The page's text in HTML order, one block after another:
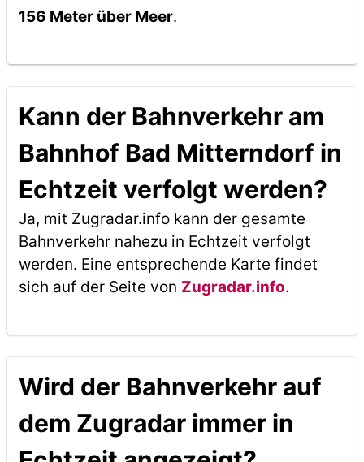
156 Meter über Meer.
Kann der Bahnverkehr am
Bahnhof Bad Mitterndorf in
Echtzeit verfolgt werden?
Ja, mit Zugradar.info kann der gesamte
Bahnverkehr nahezu in Echtzeit verfolgt
werden. Eine entsprechende Karte findet
sich auf der Seite von Zugradar.info.
Wird der Bahnverkehr auf
dem Zugradar immer in